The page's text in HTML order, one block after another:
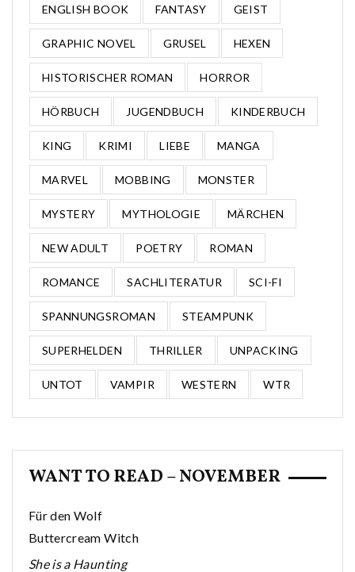
ENGLISH BOOK FANTASY GEIST
GRAPHIC NOVEL GRUSEL HEXEN
HISTORISCHER ROMAN HORROR
HÖRBUCH JUGENDBUCH KINDERBUCH
KING KRIMI LIEBE MANGA
MARVEL MOBBING MONSTER
MYSTERY MYTHOLOGIE MÄRCHEN
NEW ADULT POETRY ROMAN
ROMANCE SACHLITERATUR SCI-FI
SPANNUNGSROMAN STEAMPUNK
SUPERHELDEN THRILLER UNPACKING
UNTOT VAMPIR WESTERN WTR
WANT TO READ – NOVEMBER
Für den Wolf
Buttercream Witch
She is a Haunting